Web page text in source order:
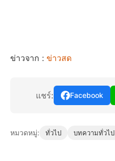
ข่าวจาก : ข่าวสด
แชร์: Facebook
หมวดหมู่: ทั่วไป บทความทั่วไป